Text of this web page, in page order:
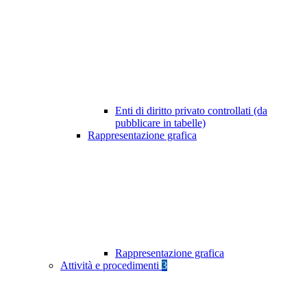
Enti di diritto privato controllati (da
pubblicare in tabelle)
Rappresentazione grafica
Rappresentazione grafica
Attività e procedimenti 3